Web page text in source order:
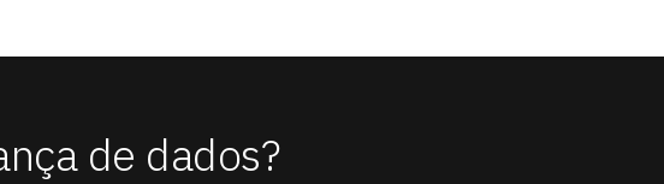
de dados?